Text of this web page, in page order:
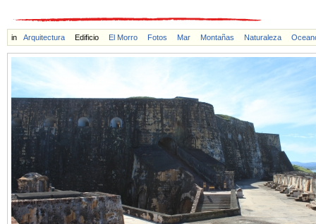
in Arquitectura Edificio El Morro Fotos Mar Montañas Naturaleza